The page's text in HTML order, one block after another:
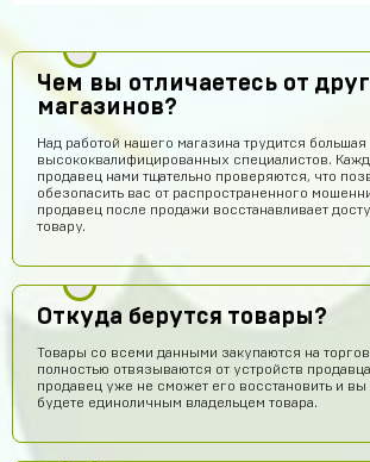
Чем вы отличаетесь от
магазинов?
Над работой нашего магазина трудится большая
высококвалифицированных специалистов.
продавец нами тщательно проверяются, что
обезопасить вас от распространенного
продавец после продажи восстанавливает
товару.
Откуда берутся товары?
Товары со всеми данными закупаются на
полностью отвязываются от устройств
продавец уже не сможет его восстановить и вы
будете единоличным владельцем товара.